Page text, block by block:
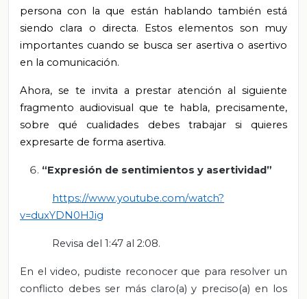
persona con la que están hablando también está
siendo clara o directa. Estos elementos son muy
importantes cuando se busca ser asertiva o asertivo
en la comunicación.
Ahora, se te invita a prestar atención al siguiente
fragmento audiovisual que te habla, precisamente,
sobre qué cualidades debes trabajar si quieres
expresarte de forma asertiva.
“Expresión de sentimientos y asertividad”
https://www.youtube.com/watch?
v=duxYDN0HJig
Revisa del 1:47 al 2:08.
En el video, pudiste reconocer que para resolver un
conflicto debes ser más claro(a) y preciso(a) en los